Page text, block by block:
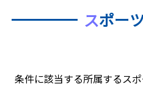
スポー
条件に該当する所属するス